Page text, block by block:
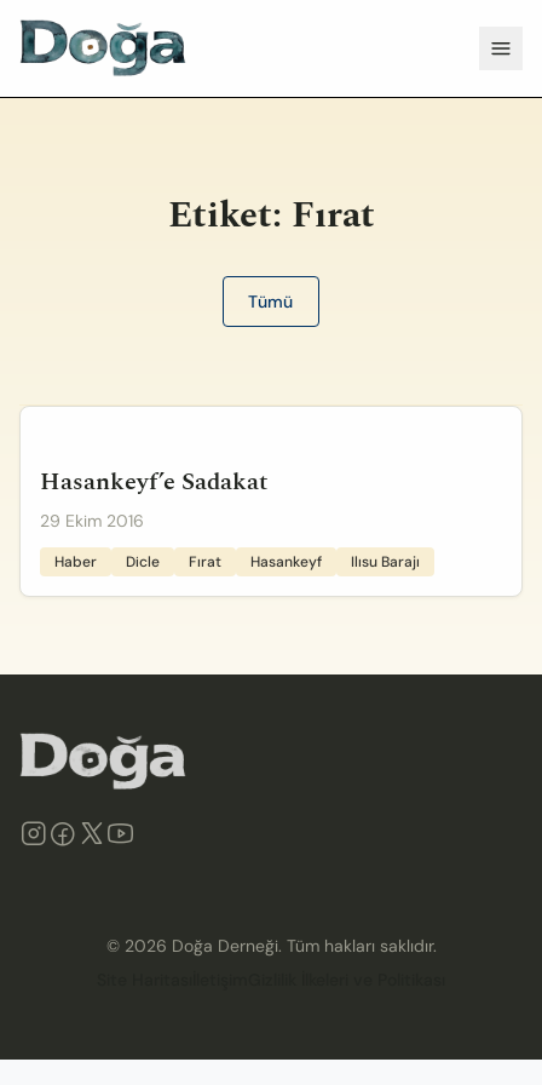
Etiket: Fırat
Tümü
Hasankeyf’e Sadakat
29 Ekim 2016
Haber Dicle Fırat Hasankeyf Ilısu Barajı
© 2026 Doğa Derneği. Tüm hakları saklıdır.